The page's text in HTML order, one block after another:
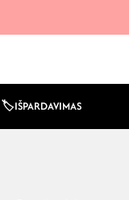
🏷️IŠPARDAVIMAS